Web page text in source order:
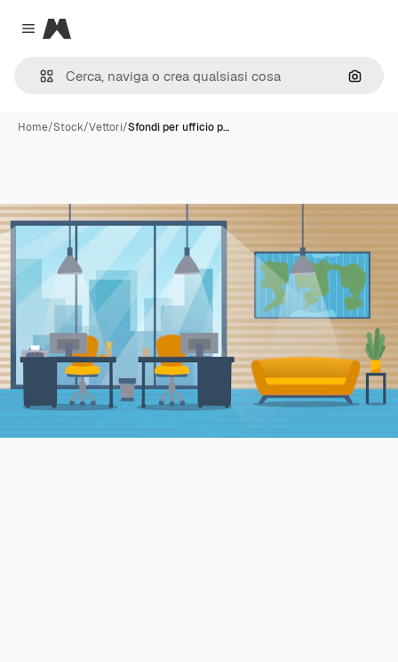
Close menu
Magnific
Cerca
Home/Stock/Vettori/Sfondi per ufficio p…